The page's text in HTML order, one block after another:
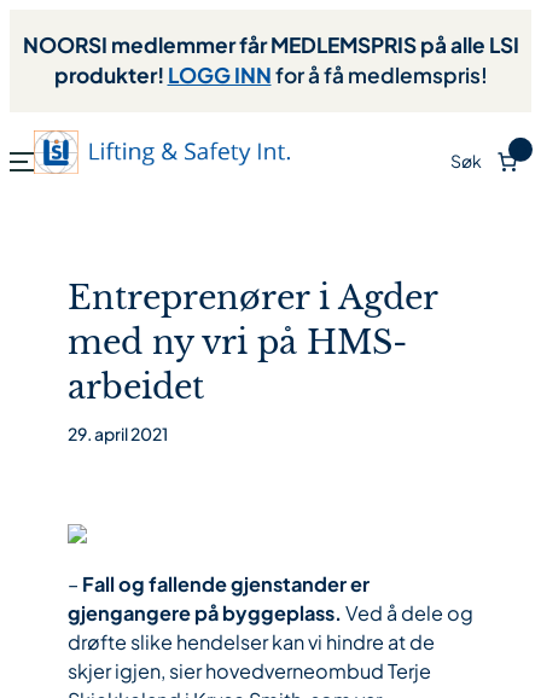
NOORSI medlemmer får MEDLEMSPRIS på alle LSI
produkter! LOGG INNfor å få medlemspris!
Søk
Entreprenører i Agder
med ny vri på HMS-
arbeidet
29. april 2021
– Fall og fallende gjenstander er
gjengangere på byggeplass.Ved å dele og
drøfte slike hendelser kan vi hindre at de
skjer igjen, sier hovedverneombud Terje